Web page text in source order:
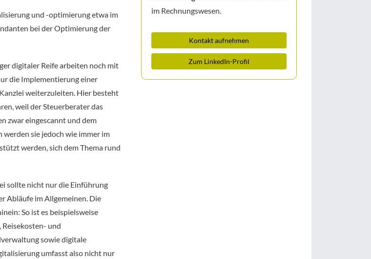
und -optimierung etwa im
bei der Optimierung der
digitaler Reife arbeiten noch mit
die Implementierung einer
weiterzuleiten. Hier besteht
weil der Steuerberater das
zwar eingescannt und dem
sie jedoch wie immer im
werden, sich dem Thema rund
sollte nicht nur die Einführung
Abläufe im Allgemeinen. Die
So ist es beispielsweise
und
sowie digitale
umfasst also nicht nur
im Rechnungswesen.
Kontakt aufnehmen
Zum LinkedIn-Profil